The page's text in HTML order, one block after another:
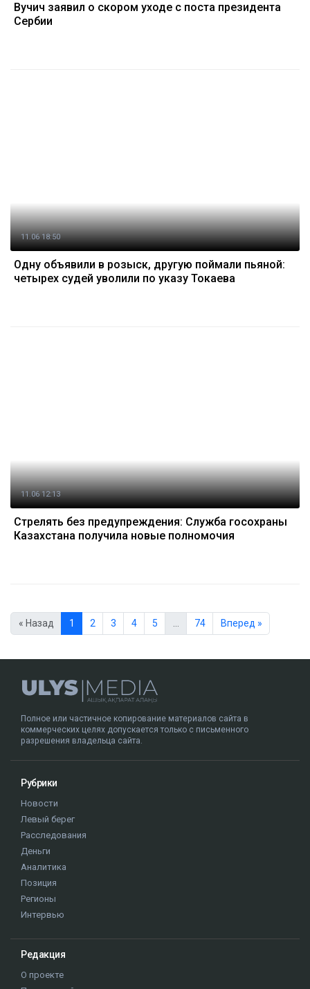
Вучич заявил о скором уходе с поста президента
Сербии
11.06 18:50
Одну объявили в розыск, другую поймали пьяной:
четырех судей уволили по указу Токаева
11.06 12:13
Стрелять без предупреждения: Служба госохраны
Казахстана получила новые полномочия
« Назад 1 2 3 4 5 … 74 Вперед »
Полное или частичное копирование материалов сайта в
коммерческих целях допускается только с письменного
разрешения владельца сайта.
Рубрики
Новости
Левый берег
Расследования
Деньги
Аналитика
Позиция
Регионы
Интервью
Редакция
О проекте